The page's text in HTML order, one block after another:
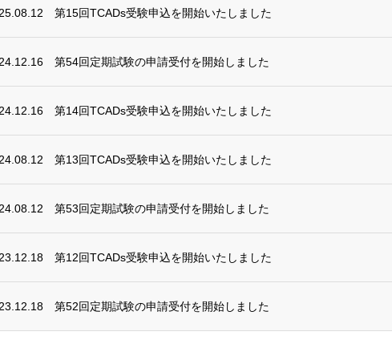
第15回TCADs受験申込を開始いたしました
第54回定期試験の申請受付を開始しました
第14回TCADs受験申込を開始いたしました
第13回TCADs受験申込を開始いたしました
第53回定期試験の申請受付を開始しました
第12回TCADs受験申込を開始いたしました
第52回定期試験の申請受付を開始しました